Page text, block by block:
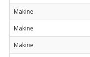
Makine
Makine
Makine